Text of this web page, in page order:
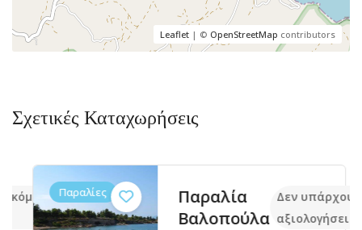
Leaflet | © OpenStreetMap contributors
Σχετικές Καταχωρήσεις
Παραλίες
Παραλία
Βαλοπούλα
Δεν υπάρχουν
αξιολογήσεις